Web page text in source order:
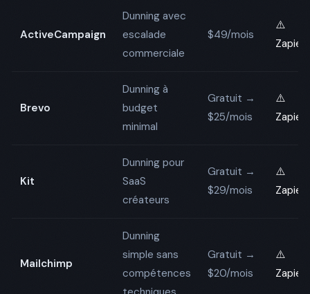
ActiveCampaign
Dunning avec
escalade
commerciale
$49/mois
⚠️
Zapier
Brevo
Dunning à
budget
minimal
Gratuit →
$25/mois
⚠️
Zapier
Kit
Dunning pour
SaaS
créateurs
Gratuit →
$29/mois
⚠️
Zapier
Mailchimp
Dunning
simple sans
compétences
Gratuit →
$20/mois
⚠️
Zapier